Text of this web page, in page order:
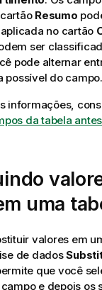
Resumo
no cartão
ser
pode alternar
possível do campo.
informações,
da tabela
uma
valores em
de dados
que você
e depois os